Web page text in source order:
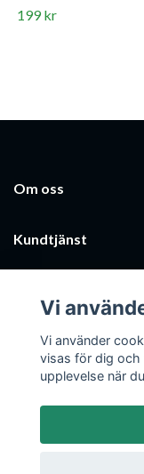
199 kr
Om oss
Kundtjänst
Sociala medier
©
Vi
Vi använder
visas för dig och
upplevelse när